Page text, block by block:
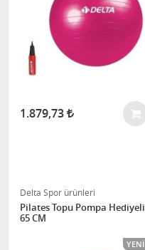
1.879,73
Delta Spor ürünleri
Pilates Topu Pompa Hediyeli
65 CM
YENI